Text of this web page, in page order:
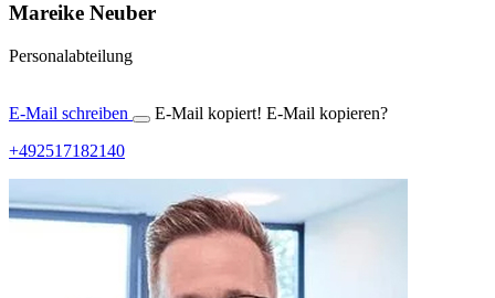
Mareike Neuber
Personalabteilung
E-Mail schreiben E-Mail kopiert! E-Mail kopieren?
+492517182140